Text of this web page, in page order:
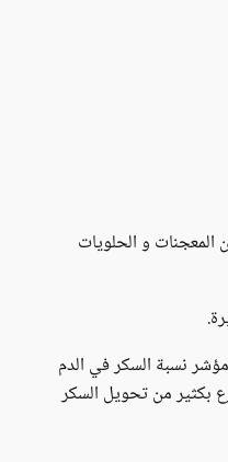
و الحلويات
و كوب من شرائح البرتقال المقطع يحتويان على نفس الكمية من السكر مثلاً 23غ. يكون مؤشر نسبة السكر في الدم
بكثير من تحويل السكر